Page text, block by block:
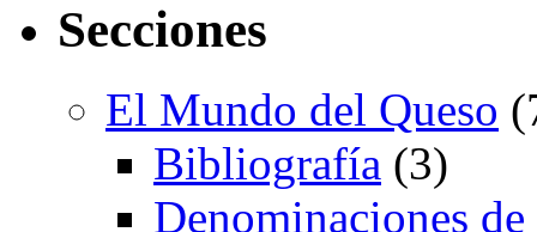
Secciones
El Mundo del Queso
Bibliografía (3)
Denominaciones